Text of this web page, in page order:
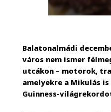
Balatonalmádi
város nem ismer
utcákon – motorok,
amelyekre a Mikulás
Guinness-